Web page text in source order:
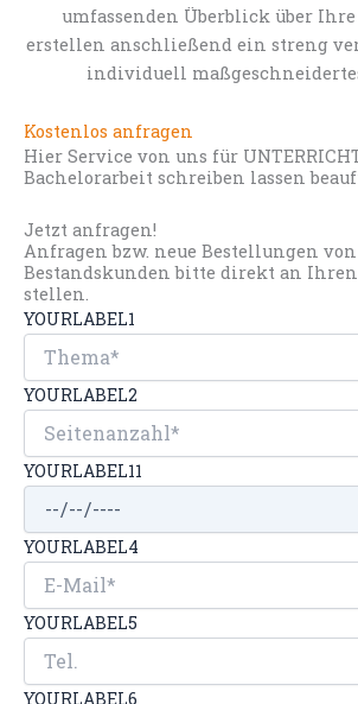
umfassenden Überblick über
erstellen anschließend ein streng
individuell
Kostenlos anfragen
Hier Service von uns für
Bachelorarbeit schreiben lassen
Jetzt anfragen!
Anfragen bzw. neue Bestellungen
Bestandskunden bitte direkt an
stellen.
YOURLABEL1
YOURLABEL2
YOURLABEL11
YOURLABEL4
YOURLABEL5
YOURLABEL6